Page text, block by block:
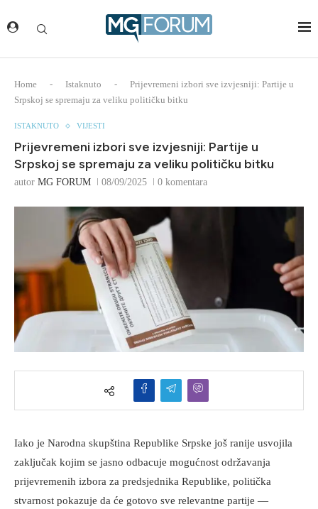
Home - Istaknuto -
Prijevremeni izbori sve izvjesniji: Partije u
Srpskoj se spremaju za veliku političku bitku
ISTAKNUTO VIJESTI
Prijevremeni izbori sve izvjesniji: Partije u
Srpskoj se spremaju za veliku političku bitku
autor MG FORUM 08/09/2025 0 komentara
Iako je Narodna skupština Republike Srpske još ranije usvojila
zaključak kojim se jasno odbacuje mogućnost održavanja
prijevremenih izbora za predsjednika Republike, politička
stvarnost pokazuje da će gotovo sve relevantne partije —